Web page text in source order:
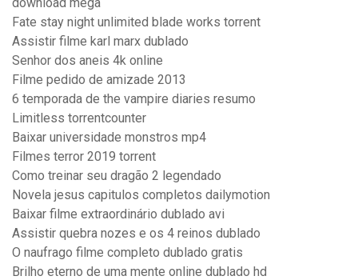
download mega
Fate stay night unlimited blade works torrent
Assistir filme karl marx dublado
Senhor dos aneis 4k online
Filme pedido de amizade 2013
6 temporada de the vampire diaries resumo
Limitless torrentcounter
Baixar universidade monstros mp4
Filmes terror 2019 torrent
Como treinar seu dragão 2 legendado
Novela jesus capitulos completos dailymotion
Baixar filme extraordinário dublado avi
Assistir quebra nozes e os 4 reinos dublado
O naufrago filme completo dublado gratis
Brilho eterno de uma mente online dublado hd